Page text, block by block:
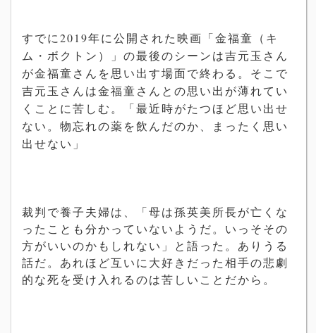
すでに2019年に公開された映画「金福童（キ
ム・ボクトン）」の最後のシーンは吉元玉さん
が金福童さんを思い出す場面で終わる。そこで
吉元玉さんは金福童さんとの思い出が薄れてい
くことに苦しむ。「最近時がたつほど思い出せ
ない。物忘れの薬を飲んだのか、まったく思い
出せない」
裁判で養子夫婦は、「母は孫英美所長が亡くな
ったことも分かっていないようだ。いっそその
方がいいのかもしれない」と語った。ありうる
話だ。あれほど互いに大好きだった相手の悲劇
的な死を受け入れるのは苦しいことだから。